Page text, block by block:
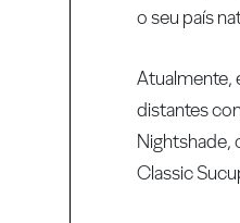
o seu país
Atualmente,
distantes
Nightshade,
Classic